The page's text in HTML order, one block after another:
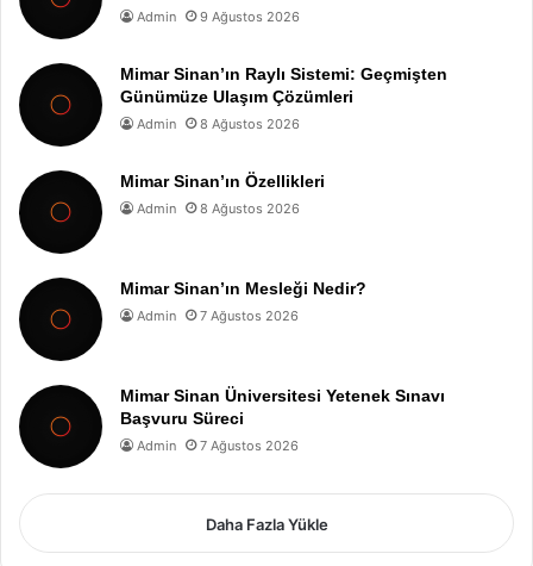
Admin 9 Ağustos 2026
Mimar Sinan’ın Raylı Sistemi: Geçmişten
Günümüze Ulaşım Çözümleri
Admin 8 Ağustos 2026
Mimar Sinan’ın Özellikleri
Admin 8 Ağustos 2026
Mimar Sinan’ın Mesleği Nedir?
Admin 7 Ağustos 2026
Mimar Sinan Üniversitesi Yetenek Sınavı
Başvuru Süreci
Admin 7 Ağustos 2026
Daha Fazla Yükle